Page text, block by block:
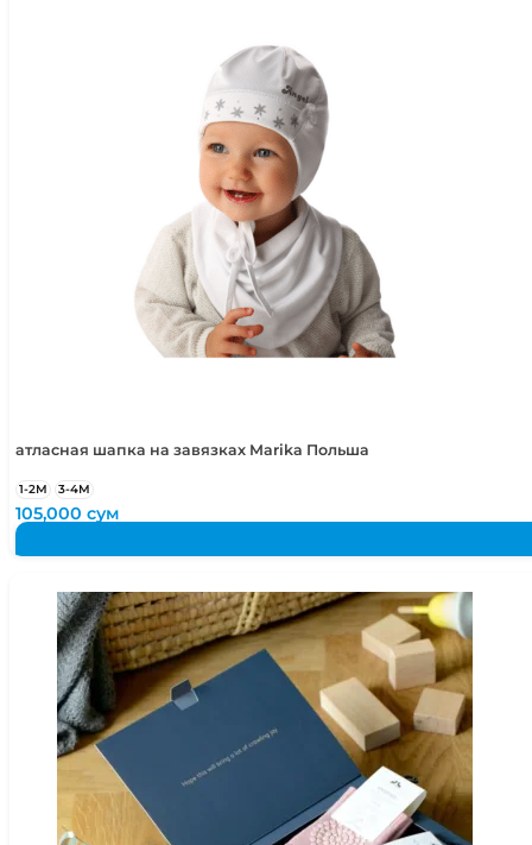
атласная шапка на завязках Marika Польша
1-2М 3-4М
105,000сум